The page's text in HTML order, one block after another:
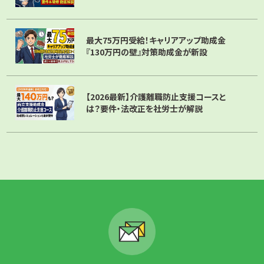
個人情報の取り扱いに関する苦情、相談等について
の窓口を設置し、遅滞なく、速やかに対応を行いま
す。
その他当社の経営環境、社会情勢の変化や情報技術
の進歩等に対応した個人情報保護を実現するため、
個人情報保護活動を定期に見直し、継続的な改善に
努めます。
東京都千代田区富士見1-9-21 谷口ビル4F
最大75万円受給！キャリアアップ助成金
『130万円の壁』対策助成金が新設
【2026最新】介護離職防止支援コースと
は？要件・法改正を社労士が解説